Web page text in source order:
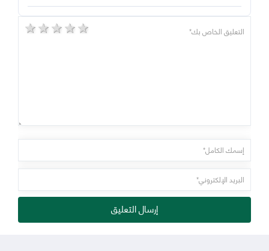
5 stars 4 stars 3 stars 2 stars 1 star
إرسال التعليق